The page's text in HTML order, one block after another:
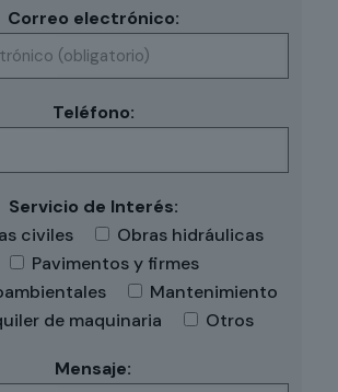
Correo electrónico:
Teléfono:
Servicio de Interés:
civiles
Obras hidráulicas
Pavimentos y firmes
Mantenimiento
de maquinaria
Otros
Mensaje: